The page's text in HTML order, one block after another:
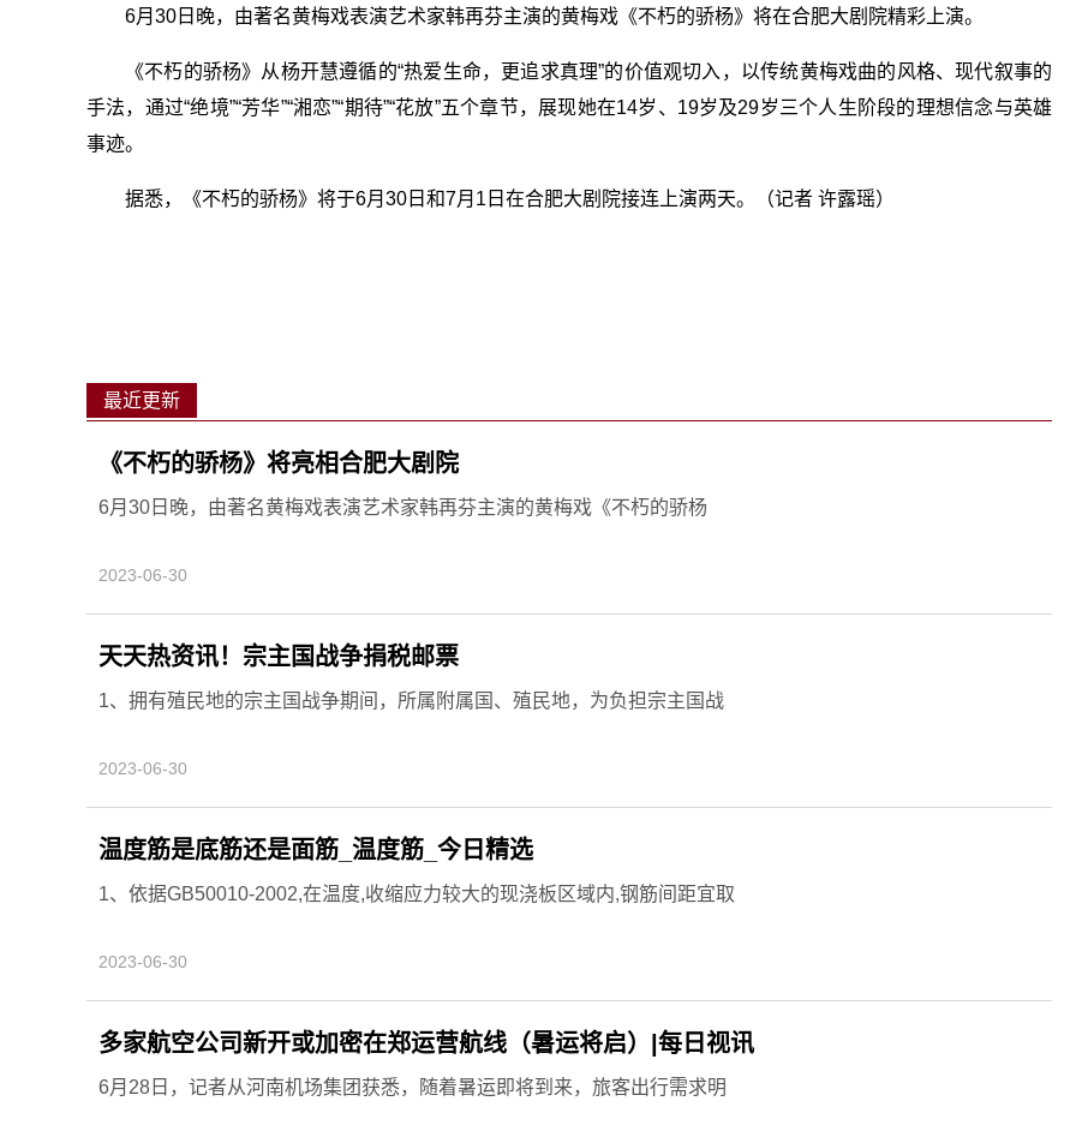
6月30日晚，由著名黄梅戏表演艺术家韩再芬主演的黄梅戏《不朽的骄杨》将在合肥大剧院精彩上演。
《不朽的骄杨》从杨开慧遵循的“热爱生命，更追求真理”的价值观切入，以传统黄梅戏曲的风格、现代叙事的
手法，通过“绝境”“芳华”“湘恋”“期待”“花放”五个章节，展现她在14岁、19岁及29岁三个人生阶段的理想信念与英雄
事迹。
据悉，《不朽的骄杨》将于6月30日和7月1日在合肥大剧院接连上演两天。（记者 许露瑶）
最近更新
《不朽的骄杨》将亮相合肥大剧院
6月30日晚，由著名黄梅戏表演艺术家韩再芬主演的黄梅戏《不朽的骄杨
2023-06-30
天天热资讯！宗主国战争捐税邮票
1、拥有殖民地的宗主国战争期间，所属附属国、殖民地，为负担宗主国战
2023-06-30
温度筋是底筋还是面筋_温度筋_今日精选
1、依据GB50010-2002,在温度,收缩应力较大的现浇板区域内,钢筋间距宜取
2023-06-30
多家航空公司新开或加密在郑运营航线（暑运将启）|每日视讯
6月28日，记者从河南机场集团获悉，随着暑运即将到来，旅客出行需求明